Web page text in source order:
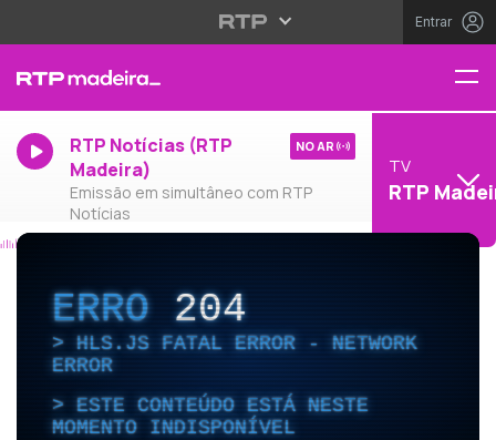
Entrar
RTP Notícias (RTP
Madeira)
Emissão em simultâneo com RTP
Notícias
NO AR
TV
RTP
ERRO204
HLS.JS FATAL ERROR - NETWORK
ERROR
ESTE CONTEÚDO ESTÁ NESTE
MOMENTO INDISPONÍVEL